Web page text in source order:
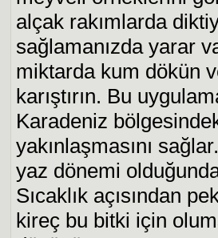
alçak rakımlarda
sağlamanızda yarar
miktarda kum dökün
karıştırın. Bu
Karadeniz
yakınlaşmasını
yaz dönemi
Sıcaklık açısından
kireç bu bitki için